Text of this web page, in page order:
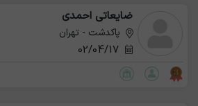
ضایعاتی احمدی
پاکدشت - تهران
02/04/17